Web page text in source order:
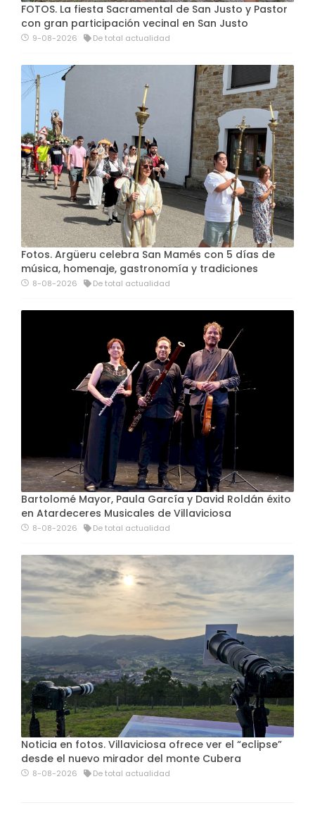
FOTOS. La fiesta Sacramental de San Justo y Pastor
con gran participación vecinal en San Justo
9-08-2026 De total actualidad
Fotos. Argüeru celebra San Mamés con 5 días de
música, homenaje, gastronomía y tradiciones
8-08-2026 De total actualidad
Bartolomé Mayor, Paula García y David Roldán éxito
en Atardeceres Musicales de Villaviciosa
8-08-2026 De total actualidad
Noticia en fotos. Villaviciosa ofrece ver el “eclipse”
desde el nuevo mirador del monte Cubera
8-08-2026 De total actualidad